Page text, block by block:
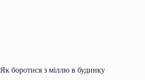
Як боротися з міллю в будинку